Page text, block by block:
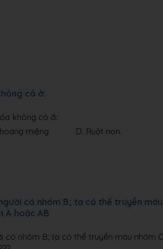
có ở:
không có ở:
miệng D. Ruột non.
có nhóm B; ta có thể truyền
A hoặc AB
có nhóm B; ta có thể truyền máu nhóm